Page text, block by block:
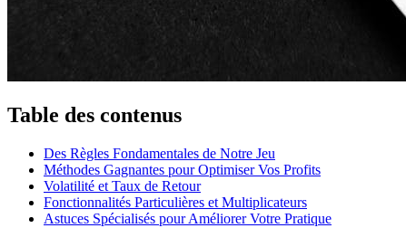
Table des contenus
Des Règles Fondamentales de Notre Jeu
Méthodes Gagnantes pour Optimiser Vos Profits
Volatilité et Taux de Retour
Fonctionnalités Particulières et Multiplicateurs
Astuces Spécialisés pour Améliorer Votre Pratique